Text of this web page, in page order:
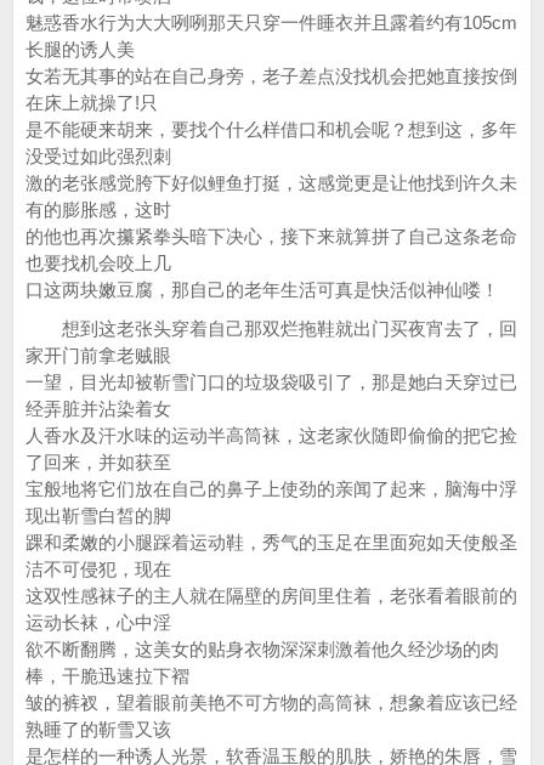
魅惑香水行为大大咧咧那天只穿一件睡衣并且露着约有105cm
长腿的诱人美
女若无其事的站在自己身旁，老子差点没找机会把她直接按倒
在床上就操了!只
是不能硬来胡来，要找个什么样借口和机会呢？想到这，多年
没受过如此强烈刺
激的老张感觉胯下好似鲤鱼打挺，这感觉更是让他找到许久未
有的膨胀感，这时
的他也再次攥紧拳头暗下决心，接下来就算拼了自己这条老命
也要找机会咬上几
口这两块嫩豆腐，那自己的老年生活可真是快活似神仙喽！
想到这老张头穿着自己那双烂拖鞋就出门买夜宵去了，回
家开门前拿老贼眼
一望，目光却被靳雪门口的垃圾袋吸引了，那是她白天穿过已
经弄脏并沾染着女
人香水及汗水味的运动半高筒袜，这老家伙随即偷偷的把它捡
了回来，并如获至
宝般地将它们放在自己的鼻子上使劲的亲闻了起来，脑海中浮
现出靳雪白皙的脚
踝和柔嫩的小腿踩着运动鞋，秀气的玉足在里面宛如天使般圣
洁不可侵犯，现在
这双性感袜子的主人就在隔壁的房间里住着，老张看着眼前的
运动长袜，心中淫
欲不断翻腾，这美女的贴身衣物深深刺激着他久经沙场的肉
棒，干脆迅速拉下褶
皱的裤衩，望着眼前美艳不可方物的高筒袜，想象着应该已经
熟睡了的靳雪又该
是怎样的一种诱人光景，软香温玉般的肌肤，娇艳的朱唇，雪